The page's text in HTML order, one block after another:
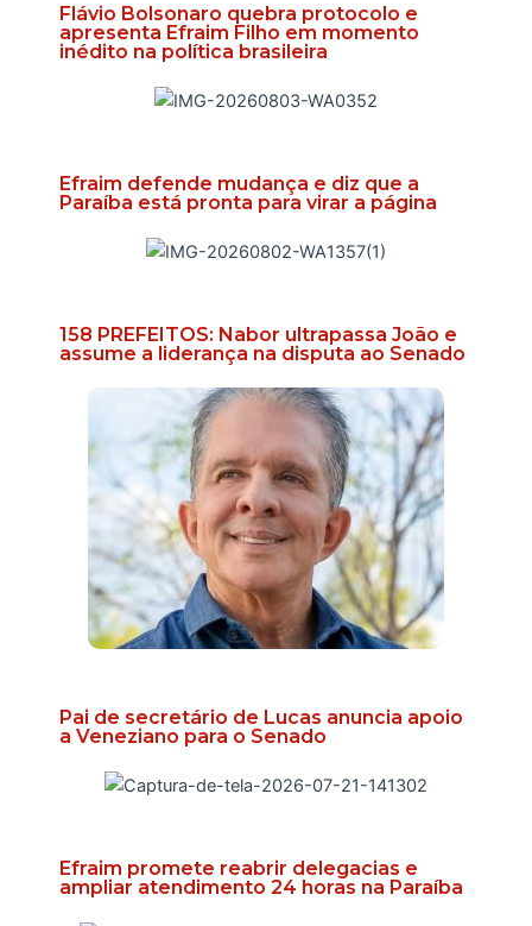
Flávio Bolsonaro quebra protocolo e
apresenta Efraim Filho em momento
inédito na política brasileira
Efraim defende mudança e diz que a
Paraíba está pronta para virar a página
158 PREFEITOS: Nabor ultrapassa João e
assume a liderança na disputa ao Senado
Pai de secretário de Lucas anuncia apoio
a Veneziano para o Senado
Efraim promete reabrir delegacias e
ampliar atendimento 24 horas na Paraíba